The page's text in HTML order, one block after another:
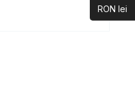
RON lei